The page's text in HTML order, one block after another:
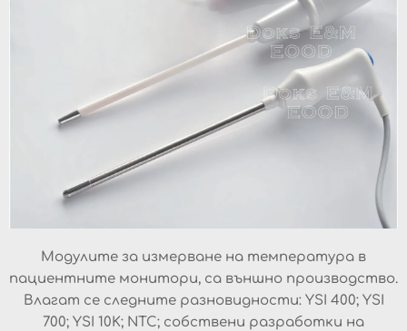
Модулите за измерване на температура в
пациентните монитори, са външно производство.
Влагат се следните разновидности: YSI 400; YSI
700; YSI 10K; NTC; собствени разработки на